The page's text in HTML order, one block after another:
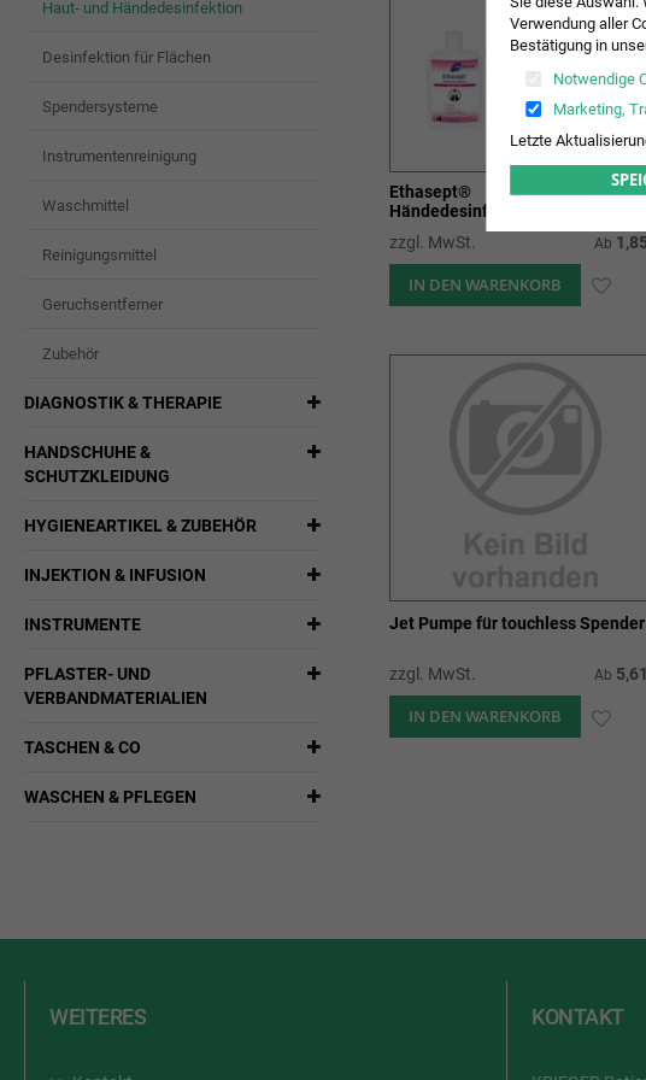
Ethasept®
Händedesinfektionsmittel
zzgl. MwSt.
Ab
IN DEN WARENKORB
Jet Pumpe für touchless Spender
zzgl. MwSt. Ab
IN DEN WARENKORB
Haut- und Händedesinfektion
Desinfektion für Flächen
Spendersysteme
Instrumentenreinigung
Waschmittel
Reinigungsmittel
Geruchsentferner
Zubehör
DIAGNOSTIK & THERAPIE
HANDSCHUHE &
SCHUTZKLEIDUNG
HYGIENEARTIKEL & ZUBEHÖR
INJEKTION & INFUSION
INSTRUMENTE
PFLASTER- UND
VERBANDMATERIALIEN
TASCHEN & CO
WASCHEN & PFLEGEN
WEITERES KONTAKT
Verwendung aller
Bestätigung in
Notwendige
Marketing,
Letzte